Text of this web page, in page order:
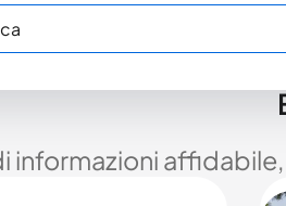
informazioni